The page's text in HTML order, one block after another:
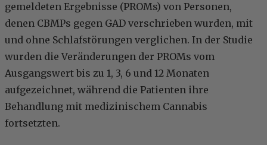
gemeldeten Ergebnisse (PROMs) von Personen,
denen CBMPs gegen GAD verschrieben wurden, mit
und ohne Schlafstörungen verglichen. In der Studie
wurden die Veränderungen der PROMs vom
Ausgangswert bis zu 1, 3, 6 und 12 Monaten
aufgezeichnet, während die Patienten ihre
Behandlung mit medizinischem Cannabis
fortsetzten.